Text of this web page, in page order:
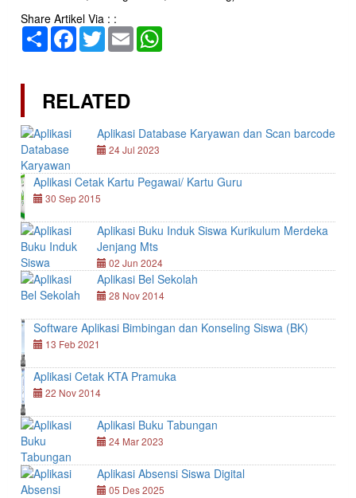
Share Artikel Via : :
Share Facebook
TwitterEmail
RELATED
Aplikasi Database Karyawan dan Scan barcode
24 Jul 2023
Aplikasi Cetak Kartu Pegawai/ Kartu Guru
30 Sep 2015
Aplikasi Buku Induk Siswa Kurikulum Merdeka
Jenjang Mts
02 Jun 2024
Aplikasi Bel Sekolah
28 Nov 2014
Software Aplikasi Bimbingan dan Konseling Siswa (BK)
13 Feb 2021
Aplikasi Cetak KTA Pramuka
22 Nov 2014
Aplikasi Buku Tabungan
24 Mar 2023
Aplikasi Absensi Siswa Digital
05 Des 2025